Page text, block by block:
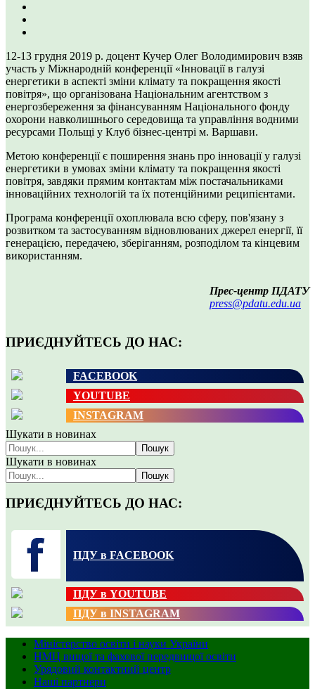
12-13 грудня 2019 р. доцент Кучер Олег Володимирович взяв
участь у Міжнародній конференції «Інновації в галузі
енергетики в аспекті зміни клімату та покращення якості
повітря», що організована Національним агентством з
енергозбереження за фінансуванням Національного фонду
охорони навколишнього середовища та управління водними
ресурсами Польщі у Клуб бізнес-центрі м. Варшави.
Метою конференції є поширення знань про інновації у галузі
енергетики в умовах зміни клімату та покращення якості
повітря, завдяки прямим контактам між постачальниками
інноваційних технологій та їх потенційними реципієнтами.
Програма конференції охоплювала всю сферу, пов'язану з
розвитком та застосуванням відновлюваних джерел енергії, її
генерацією, передачею, зберіганням, розподілом та кінцевим
використанням.
Прес-центр ПДАТУ
press@pdatu.edu.ua
ПРИЄДНУЙТЕСЬ ДО НАС:
FACEBOOK
YOUTUBE
INSTAGRAM
Шукати в новинах
Пошук
Шукати в новинах
Пошук
ПРИЄДНУЙТЕСЬ ДО НАС:
ПДУ в FACEBOOK
ПДУ в YOUTUBE
ПДУ в INSTAGRAM
Міністерство освіти і науки України
НМЦ вищої та фахової передвищої освіти
Урядовий контактний центр
Наші партнери